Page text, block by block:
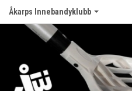
Åkarps Innebandyklubb